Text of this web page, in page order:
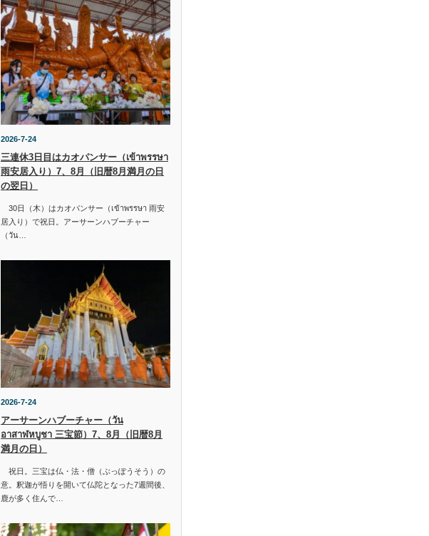
2026-7-24
三連休3日目はカオパンサー（เข้าพรรษา
雨安居入り）7、8月（旧暦8月満月の日
の翌日）
30日（木）はカオパンサー（เข้าพรรษา 雨安
居入り）で祝日。アーサーンハブーチャー
（วัน…
2026-7-24
アーサーンハブーチャー（วัน
อาสาฬหบูชา 三宝節）7、8月（旧暦8月
満月の日）
祝日。三宝は仏・法・僧（ぶっぽうそう）の
意。釈迦が悟りを開いて仏陀となった7週間後、
鹿が多く住んで…